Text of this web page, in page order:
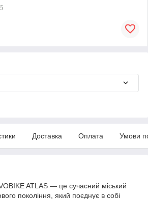
Доставка Оплата Умови
ATLAS — це сучасний міський
покоління, який поєднує в собі